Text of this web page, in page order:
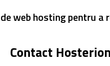
web hosting pentru a
Contact Hosterion